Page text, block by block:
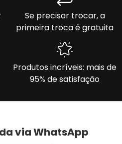
Se precisar trocar, a
primeira troca é gratuita
Produtos incríveis: mais de
95% de satisfação
via WhatsApp